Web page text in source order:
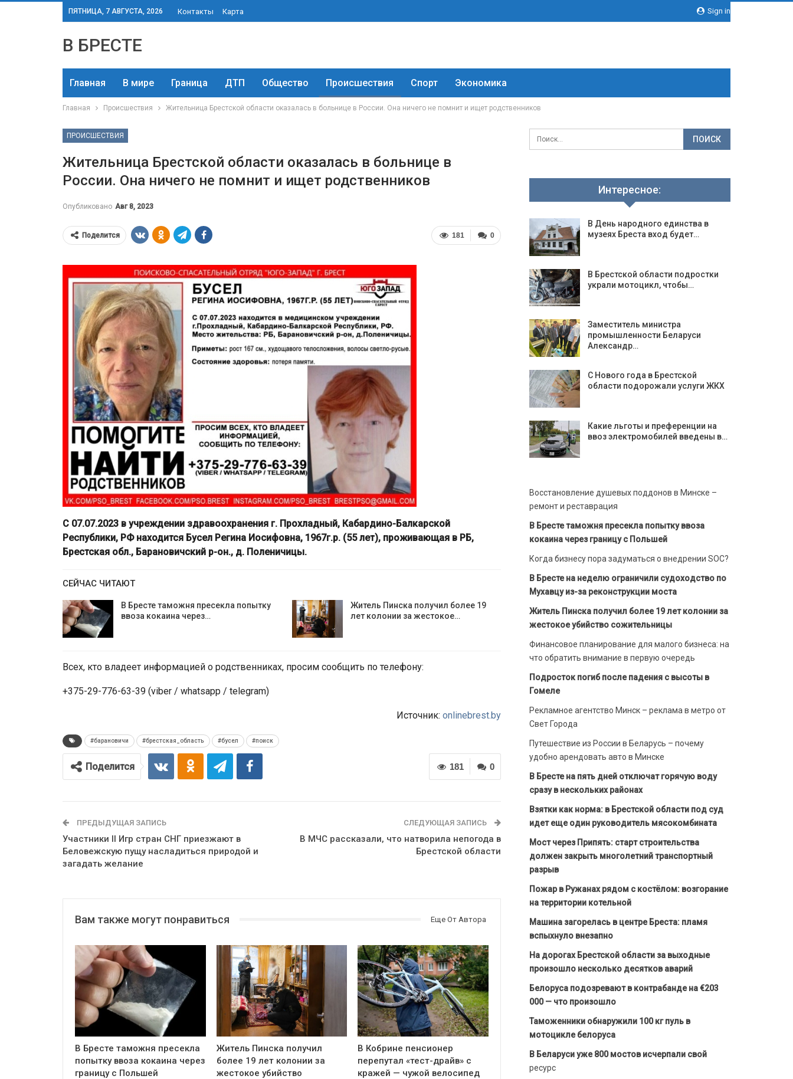
Sign in
ПЯТНИЦА, 7 АВГУСТА, 2026 Контакты Карта
В БРЕСТЕ
Главная В мире Граница ДТП Общество Происшествия Спорт Экономика
Главная Происшествия Жительница Брестской области оказалась в больнице в России. Она ничего не помнит и ищет родственников
ПРОИСШЕСТВИЯ
Жительница Брестской области оказалась в больнице в
России. Она ничего не помнит и ищет родственников
Опубликовано Авг 8, 2023
0
181
Поделится
С 07.07.2023 в учреждении здравоохранения г. Прохладный, Кабардино-Балкарской
Республики, РФ находится Бусел Регина Иосифовна, 1967г.р. (55 лет), проживающая в РБ,
Брестская обл., Барановичский р-он., д. Поленичицы.
СЕЙЧАС ЧИТАЮТ
В Бресте таможня пресекла попытку
ввоза кокаина через…
Житель Пинска получил более 19
лет колонии за жестокое…
Всех, кто владеет информацией о родственниках, просим сообщить по телефону:
+375-29-776-63-39 (viber / whatsapp / telegram)
Источник: onlinebrest.by
#барановичи #брестская_область #бусел #поиск
0
181
Поделится
ПРЕДЫДУЩАЯ ЗАПИСЬ
Участники II Игр стран СНГ приезжают в
Беловежскую пущу насладиться природой и
загадать желание
СЛЕДУЮЩАЯ ЗАПИСЬ
В МЧС рассказали, что натворила непогода в
Брестской области
Вам также могут понравиться Еще От Автора
В Бресте таможня пресекла
попытку ввоза кокаина через
границу с Польшей
Житель Пинска получил
более 19 лет колонии за
жестокое убийство
В Кобрине пенсионер
перепутал «тест-драйв» с
кражей — чужой велосипед
Интересное:
В День народного единства в
музеях Бреста вход будет…
В Брестской области подростки
украли мотоцикл, чтобы…
Заместитель министра
промышленности Беларуси
Александр…
C Нового года в Брестской
области подорожали услуги ЖКХ
Какие льготы и преференции на
ввоз электромобилей введены в…
Восстановление душевых поддонов в Минске –
ремонт и реставрация
В Бресте таможня пресекла попытку ввоза
кокаина через границу с Польшей
Когда бизнесу пора задуматься о внедрении SOC?
В Бресте на неделю ограничили судоходство по
Мухавцу из-за реконструкции моста
Житель Пинска получил более 19 лет колонии за
жестокое убийство сожительницы
Финансовое планирование для малого бизнеса: на
что обратить внимание в первую очередь
Подросток погиб после падения с высоты в
Гомеле
Рекламное агентство Минск – реклама в метро от
Свет Города
Путешествие из России в Беларусь – почему
удобно арендовать авто в Минске
В Бресте на пять дней отключат горячую воду
сразу в нескольких районах
Взятки как норма: в Брестской области под суд
идет еще один руководитель мясокомбината
Мост через Припять: старт строительства
должен закрыть многолетний транспортный
разрыв
Пожар в Ружанах рядом с костёлом: возгорание
на территории котельной
Машина загорелась в центре Бреста: пламя
вспыхнуло внезапно
На дорогах Брестской области за выходные
произошло несколько десятков аварий
Белоруса подозревают в контрабанде на €203
000 — что произошло
Таможенники обнаружили 100 кг пуль в
мотоцикле белоруса
В Беларуси уже 800 мостов исчерпали свой
ресурс